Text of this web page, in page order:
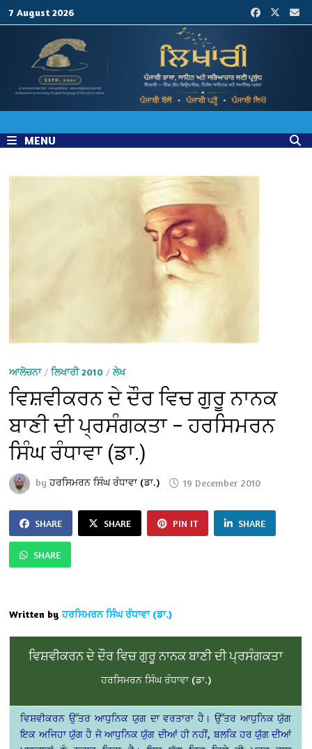
7 August 2026
MENU
ਆਲੋਚਨਾ/ਲਿਖਾਰੀ 2010 /ਲੇਖ
ਵਿਸ਼ਵੀਕਰਨ ਦੇ ਦੌਰ ਵਿਚ ਗੁਰੂ ਨਾਨਕ
ਬਾਣੀ ਦੀ ਪ੍ਰਸੰਗਕਤਾ – ਹਰਸਿਮਰਨ
ਸਿੰਘ ਰੰਧਾਵਾ (ਡਾ.)
byਹਰਸਿਮਰਨ ਸਿੰਘ ਰੰਧਾਵਾ (ਡਾ.) 19 December 2010
SHARE SHARE PIN IT SHARE
SHARE
Written by ਹਰਸਿਮਰਨ ਸਿੰਘ ਰੰਧਾਵਾ (ਡਾ.)
ਵਿਸ਼ਵੀਕਰਨ ਦੇ ਦੌਰ ਵਿਚ ਗੁਰੂ ਨਾਨਕ ਬਾਣੀ ਦੀ ਪ੍ਰਸੰਗਕਤਾ
ਹਰਸਿਮਰਨ ਸਿੰਘ ਰੰਧਾਵਾ (ਡਾ.)
ਵਿਸ਼ਵੀਕਰਨ ਉੱਤਰ ਆਧੁਨਿਕ ਯੁਗ ਦਾ ਵਰਤਾਰਾ ਹੈ। ਉੱਤਰ ਆਧੁਨਿਕ ਯੁੱਗ
ਇਕ ਅਜਿਹਾ ਯੁੱਗ ਹੈ ਜੋ ਆਧੁਨਿਕ ਯੁੱਗ ਦੀਆਂ ਹੀ ਨਹੀਂ, ਬਲਕਿ ਹਰ ਯੁੱਗ ਦੀਆਂ